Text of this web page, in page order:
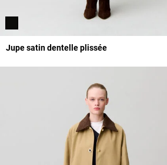
Jupe satin dentelle plissée